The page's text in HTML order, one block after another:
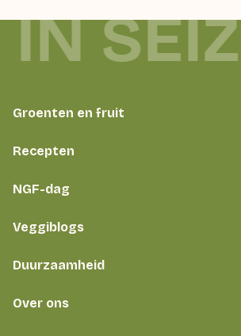
Groenten en fruit
Recepten
NGF-dag
Veggiblogs
Duurzaamheid
Over ons